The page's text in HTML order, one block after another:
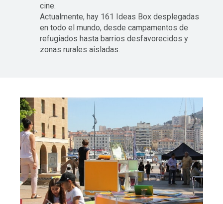
cine.
Actualmente, hay 161 Ideas Box desplegadas
en todo el mundo, desde campamentos de
refugiados hasta barrios desfavorecidos y
zonas rurales aisladas.